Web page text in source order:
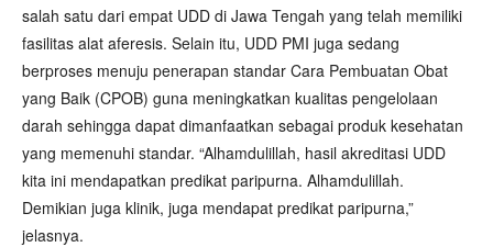
salah satu dari empat UDD di Jawa Tengah yang telah memiliki
fasilitas alat aferesis. Selain itu, UDD PMI juga sedang
berproses menuju penerapan standar Cara Pembuatan Obat
yang Baik (CPOB) guna meningkatkan kualitas pengelolaan
darah sehingga dapat dimanfaatkan sebagai produk kesehatan
yang memenuhi standar. “Alhamdulillah, hasil akreditasi UDD
kita ini mendapatkan predikat paripurna. Alhamdulillah.
Demikian juga klinik, juga mendapat predikat paripurna,”
jelasnya.